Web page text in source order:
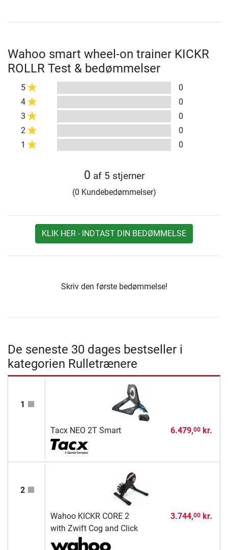
Wahoo smart wheel-on trainer KICKR
ROLLR Test & bedømmelser
5
0
4
0
3
0
2
0
1
0
0 af 5 stjerner
(0 Kundebedømmelser)
KLIK HER - INDTAST DIN BEDØMMELSE
Skriv den første bedømmelse!
De seneste 30 dages bestseller i
kategorien Rulletrænere
1
Tacx NEO 2T Smart 6.479,00kr.
2
Wahoo KICKR CORE 2
with Zwift Cog and Click
3.744,00kr.